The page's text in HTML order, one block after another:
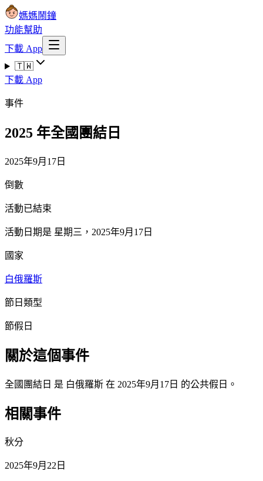
媽媽鬧鐘
功能幫助
下載 App
🇹🇼
下載 App
事件
2025 年全國團結日
2025年9月17日
倒數
活動已結束
活動日期是 星期三，2025年9月17日
國家
白俄羅斯
節日類型
節假日
關於這個事件
全國團結日 是 白俄羅斯 在 2025年9月17日 的公共假日。
相關事件
秋分
2025年9月22日